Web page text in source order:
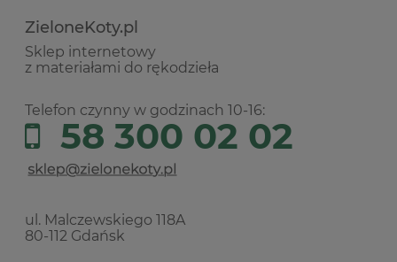
ZieloneKoty.pl
Sklep internetowy
z materiałami do rękodzieła
Telefon czynny w godzinach 10-16:
58 300 02 02
ul. Malczewskiego 118A
80-112 Gdańsk